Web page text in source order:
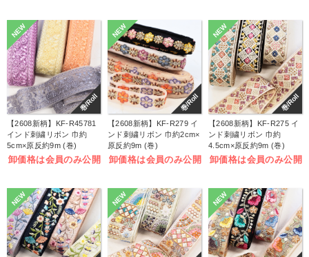
NEW
巻/Roll
【2608新柄】KF-R45781
インド刺繍リボン 巾約
5cm×原反約9m (巻)
卸価格は会員のみ公開
巻/Roll
NEW
【2608新柄】KF-R279 イ
ンド刺繍リボン 巾約2cm×
原反約9m (巻)
卸価格は会員のみ公開
巻/Roll
NEW
【2608新柄】KF-R275 イ
ンド刺繍リボン 巾約
4.5cm×原反約9m (巻)
卸価格は会員のみ公開
NEW NEW NEW